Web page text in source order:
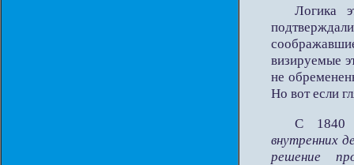
Логика
визируемые
не
Но вот если
С
внутренних
решение